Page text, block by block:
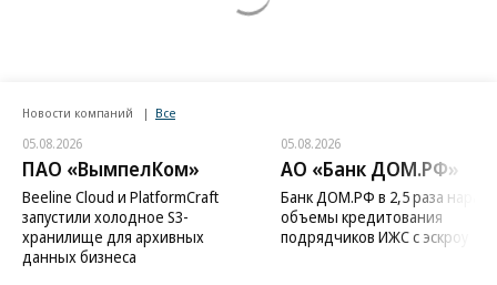
Новости компаний Все
05.08.2026
ПАО «ВымпелКом»
Beeline Cloud и PlatformCraft
запустили холодное S3-
хранилище для архивных
данных бизнеса
05.08.2026
АО «Банк ДОМ.РФ»
Банк ДОМ.РФ в 2,5 раза
объемы кредитования
подрядчиков ИЖС с эскроу